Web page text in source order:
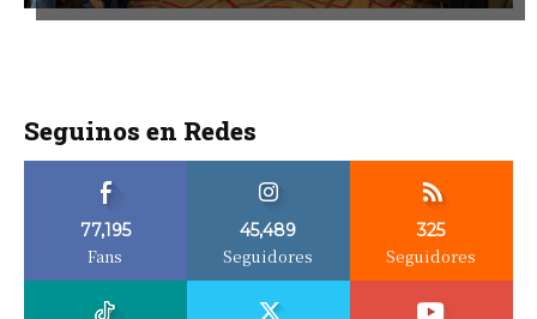
Seguinos en Redes
77,195
Fans
45,489
Seguidores
325
Seguidores